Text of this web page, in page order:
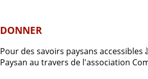
DONNER
Pour des savoirs paysans
Paysan au travers de l'association